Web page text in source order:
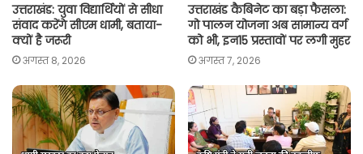
उत्तराखंड: युवा विद्यार्थियों से सीधा
संवाद करेंगे सीएम धामी, बताया-
क्यों है जरूरी
अगस्त 8, 2026
उत्तराखंड कैबिनेट का बड़ा फैसला:
गो पालन योजना अब सामान्य वर्ग
को भी, इन15 प्रस्तावों पर लगी मुहर
अगस्त 7, 2026